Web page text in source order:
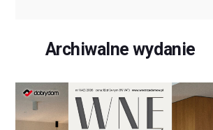
Archiwalne wydanie